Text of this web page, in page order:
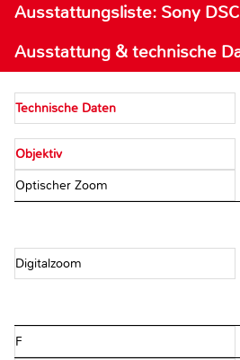
Ausstattungsliste: Sony
Ausstattung & technische
Technische Daten
Objektiv
Optischer Zoom
Digitalzoom
F